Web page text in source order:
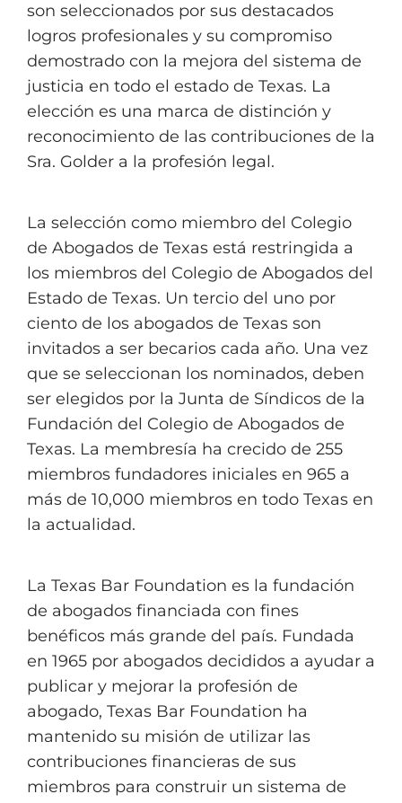
son seleccionados por sus destacados
logros profesionales y su compromiso
demostrado con la mejora del sistema de
justicia en todo el estado de Texas. La
elección es una marca de distinción y
reconocimiento de las contribuciones de la
Sra. Golder a la profesión legal.
La selección como miembro del Colegio
de Abogados de Texas está restringida a
los miembros del Colegio de Abogados del
Estado de Texas. Un tercio del uno por
ciento de los abogados de Texas son
invitados a ser becarios cada año. Una vez
que se seleccionan los nominados, deben
ser elegidos por la Junta de Síndicos de la
Fundación del Colegio de Abogados de
Texas. La membresía ha crecido de 255
miembros fundadores iniciales en 965 a
más de 10,000 miembros en todo Texas en
la actualidad.
La Texas Bar Foundation es la fundación
de abogados financiada con fines
benéficos más grande del país. Fundada
en 1965 por abogados decididos a ayudar a
publicar y mejorar la profesión de
abogado, Texas Bar Foundation ha
mantenido su misión de utilizar las
contribuciones financieras de sus
miembros para construir un sistema de